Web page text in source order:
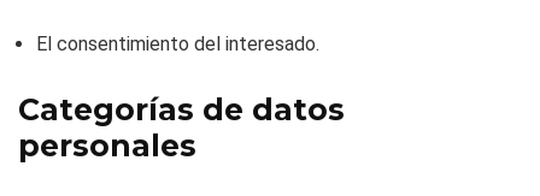
El consentimiento del interesado.
Categorías de datos
personales